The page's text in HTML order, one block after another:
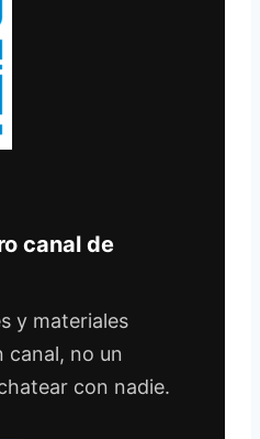
canal de
y materiales
canal, no un
con nadie.